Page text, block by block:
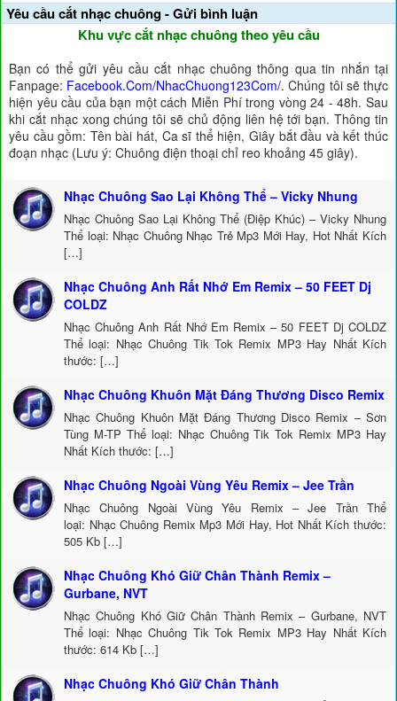
Yêu cầu cắt nhạc chuông - Gửi bình luận
Khu vực cắt nhạc chuông theo yêu cầu
Bạn có thể gửi yêu cầu cắt nhạc chuông thông qua tin nhắn tại
Fanpage: Facebook.Com/NhacChuong123Com/. Chúng tôi sẽ thực
hiện yêu cầu của bạn một cách Miễn Phí trong vòng 24 - 48h. Sau
khi cắt nhạc xong chúng tôi sẽ chủ động liên hệ tới bạn. Thông tin
yêu cầu gồm: Tên bài hát, Ca sĩ thể hiện, Giây bắt đầu và kết thúc
đoạn nhạc (Lưu ý: Chuông điện thoại chỉ reo khoảng 45 giây).
Nhạc Chuông Sao Lại Không Thể – Vicky Nhung
Nhạc Chuông Sao Lại Không Thể (Điệp Khúc) – Vicky Nhung
Thể loại: Nhạc Chuông Nhạc Trẻ Mp3 Mới Hay, Hot Nhất Kích
[…]
Nhạc Chuông Anh Rất Nhớ Em Remix – 50 FEET Dj
COLDZ
Nhạc Chuông Anh Rất Nhớ Em Remix – 50 FEET Dj COLDZ
Thể loại: Nhạc Chuông Tik Tok Remix MP3 Hay Nhất Kích
thước: […]
Nhạc Chuông Khuôn Mặt Đáng Thương Disco Remix
Nhạc Chuông Khuôn Mặt Đáng Thương Disco Remix – Sơn
Tùng M-TP Thể loại: Nhạc Chuông Tik Tok Remix MP3 Hay
Nhất Kích thước: […]
Nhạc Chuông Ngoài Vùng Yêu Remix – Jee Trần
Nhạc Chuông Ngoài Vùng Yêu Remix – Jee Trần Thể
loại: Nhạc Chuông Remix Mp3 Mới Hay, Hot Nhất Kích thước:
505 Kb […]
Nhạc Chuông Khó Giữ Chân Thành Remix –
Gurbane, NVT
Nhạc Chuông Khó Giữ Chân Thành Remix – Gurbane, NVT
Thể loại: Nhạc Chuông Tik Tok Remix MP3 Hay Nhất Kích
thước: 614 Kb […]
Nhạc Chuông Khó Giữ Chân Thành